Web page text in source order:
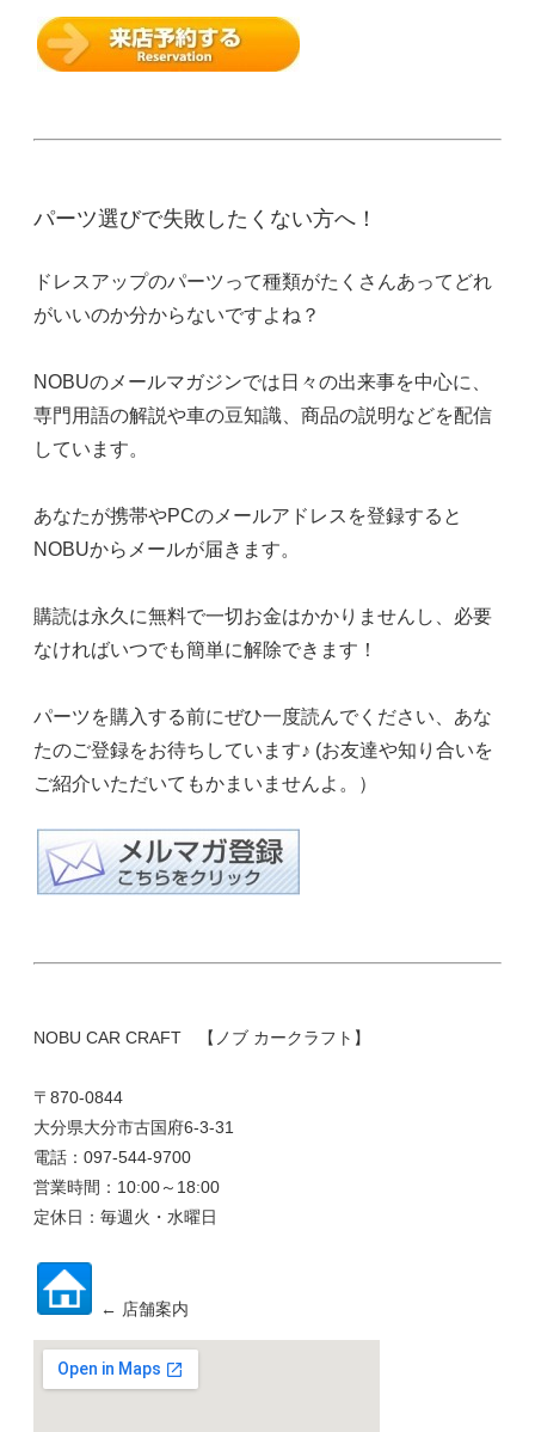
パーツ選びで失敗したくない方へ！
ドレスアップのパーツって種類がたくさんあってどれ
がいいのか分からないですよね？
NOBUのメールマガジンでは日々の出来事を中心に、
専門用語の解説や車の豆知識、商品の説明などを配信
しています。
あなたが携帯やPCのメールアドレスを登録すると
NOBUからメールが届きます。
購読は永久に無料で一切お金はかかりませんし、必要
なければいつでも簡単に解除できます！
パーツを購入する前にぜひ一度読んでください、あな
たのご登録をお待ちしています♪ (お友達や知り合いを
ご紹介いただいてもかまいませんよ。）
NOBU CAR CRAFT 【ノブ カークラフト】
〒870-0844
大分県大分市古国府6-3-31
電話：097-544-9700
営業時間：10:00～18:00
定休日：毎週火・水曜日
← 店舗案内